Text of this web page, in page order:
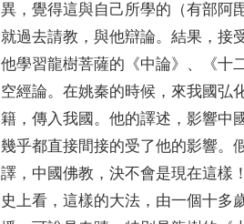
異 ，覺得這與自己所學的（有部阿
就過去請教 ，與他辯論。結果 ，接
他學習龍樹菩薩的 《中論》 、 《十
空經論。在姚秦的時候 ， 來我國弘
籍 ，傳入我國 。他的譯述 ，影響中
幾乎都直接間接的受了他的影響。
譯 ， 中國佛教 ，決不會是現在這樣
史上看 ，這樣的大法 ， 由一個十多